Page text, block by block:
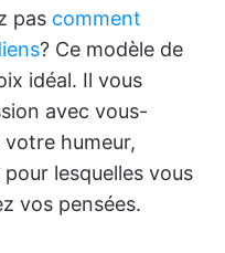
pas comment
? Ce modèle de
idéal. Il vous
avec vous-
votre humeur,
lesquelles vous
vos pensées.